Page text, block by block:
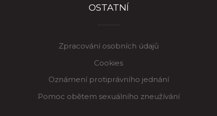
OSTATNÍ
Zpracování osobních údajů
Cookies
Oznámení protiprávního jednání
Pomoc obětem sexuálního zneužívání